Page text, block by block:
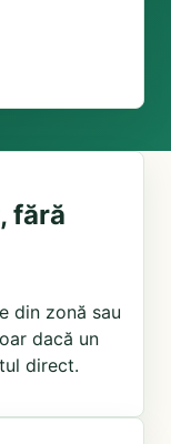
fără
din zonă sau
dacă un
direct.